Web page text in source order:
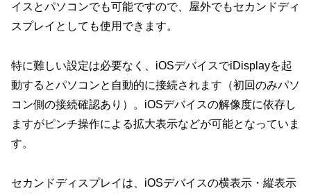
イスとパソコンでも可能ですので、屋外でもセカンドディ
スプレイとしても使用できます。
特に難しい設定は必要なく、iOSデバイスでiDisplayを起
動するとパソコンと自動的に接続されます（初回のみパソ
コン側の接続確認あり）。iOSデバイスの解像度に依存し
ますがピンチ操作による拡大表示などが可能となっていま
す。
セカンドディスプレイは、iOSデバイスの横表示・縦表示